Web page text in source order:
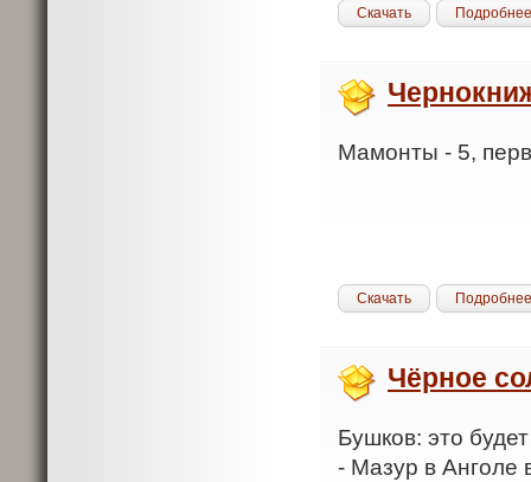
Скачать Подробнее
Мамонты - 5,
Скачать Подробнее
Чёрное
Бушков: это
- Мазур в Анголе